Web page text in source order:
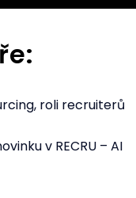
roli recruiterů
v RECRU – AI